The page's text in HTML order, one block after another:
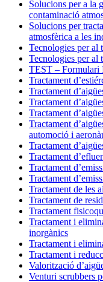
Solucions per a la
contaminació
Solucions per
atmosfèrica a les
Tecnologies per al
Tecnologies per al
TEST – Formulari
Tractament
Tractament
Tractament
Tractament
Tractament
automoció i
Tractament
Tractament
Tractament
Tractament
Tractament de les
Tractament de
Tractament
Tractament i
inorgànics
Tractament i
Tractament i
Valorització
Venturi scrubbers